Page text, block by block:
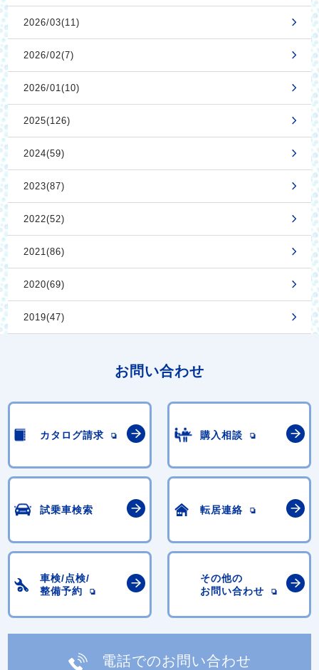
2026/03(11)
2026/02(7)
2026/01(10)
2025(126)
2024(59)
2023(87)
2022(52)
2021(86)
2020(69)
2019(47)
お問い合わせ
カタログ請求 購入相談
試乗車検索 転居連絡
車検/点検/
整備予約
その他の
お問い合わせ
電話でのお問い合わせ